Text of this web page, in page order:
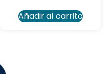
Añadir al carrito